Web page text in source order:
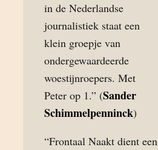
in de Nederlandse
journalistiek staat een
klein groepje van
ondergewaardeerde
woestijnroepers. Met
Peter op 1.” (Sander
Schimmelpenninck)
“Frontaal Naakt dient een